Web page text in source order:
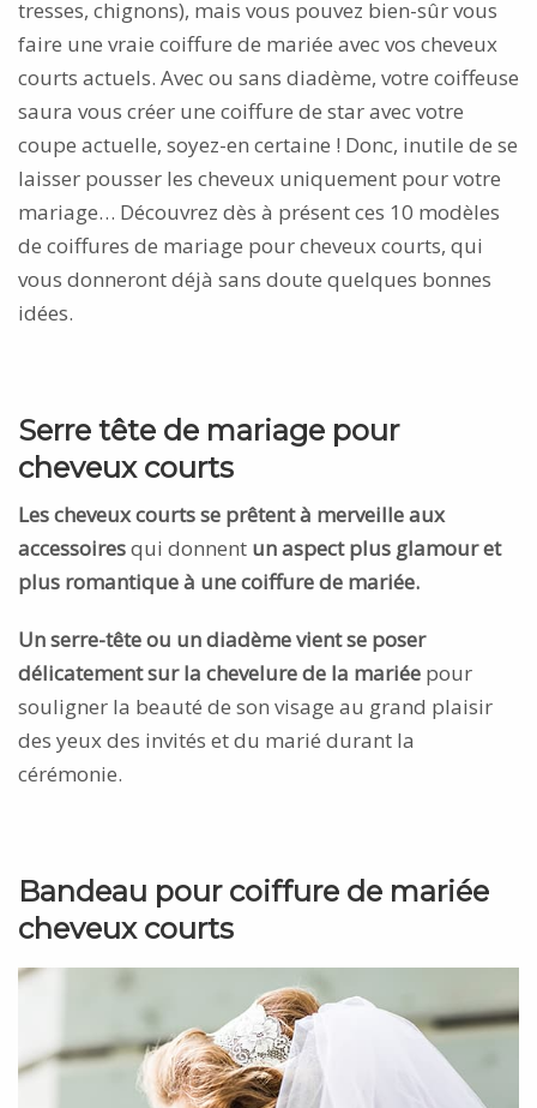
tresses, chignons), mais vous pouvez bien-sûr vous
faire une vraie coiffure de mariée avec vos cheveux
courts actuels. Avec ou sans diadème, votre coiffeuse
saura vous créer une coiffure de star avec votre
coupe actuelle, soyez-en certaine ! Donc, inutile de se
laisser pousser les cheveux uniquement pour votre
mariage… Découvrez dès à présent ces 10 modèles
de coiffures de mariage pour cheveux courts, qui
vous donneront déjà sans doute quelques bonnes
idées.
Serre tête de mariage pour
cheveux courts
Les cheveux courts se prêtent à merveille aux
accessoiresqui donnent un aspect plus glamour et
plus romantique à une coiffure de mariée.
Un serre-tête ou un diadème vient se poser
délicatement sur la chevelure de la mariée pour
souligner la beauté de son visage au grand plaisir
des yeux des invités et du marié durant la
cérémonie.
Bandeau pour coiffure de mariée
cheveux courts